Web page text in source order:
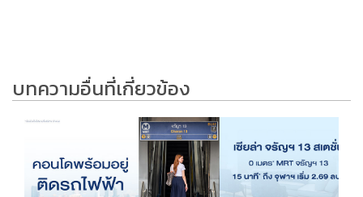
บทความอื่นที่เกี่ยวข้อง